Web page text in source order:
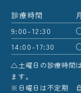
診療時間 月
9:00-12:30
14:00-17:30
△土曜日の診療時間
ます。
※日曜日は不定期 自